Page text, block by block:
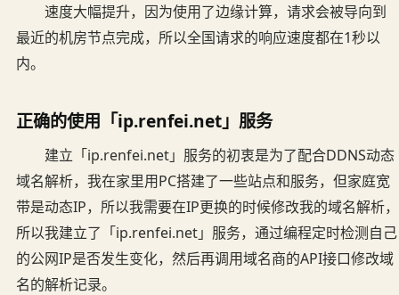
速度大幅提升，因为使用了边缘计算，请求会被导向到
最近的机房节点完成，所以全国请求的响应速度都在1秒以
内。
正确的使用「ip.renfei.net」服务
建立「ip.renfei.net」服务的初衷是为了配合DDNS动态
域名解析，我在家里用PC搭建了一些站点和服务，但家庭宽
带是动态IP，所以我需要在IP更换的时候修改我的域名解析，
所以我建立了「ip.renfei.net」服务，通过编程定时检测自己
的公网IP是否发生变化，然后再调用域名商的API接口修改域
名的解析记录。